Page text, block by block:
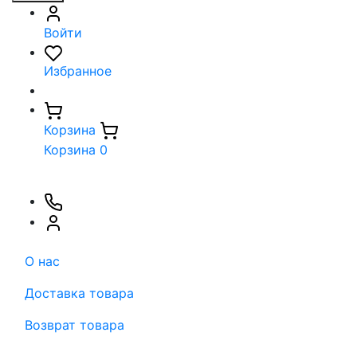
Войти
Избранное
Корзина
Корзина 0
О нас
Доставка товара
Возврат товара